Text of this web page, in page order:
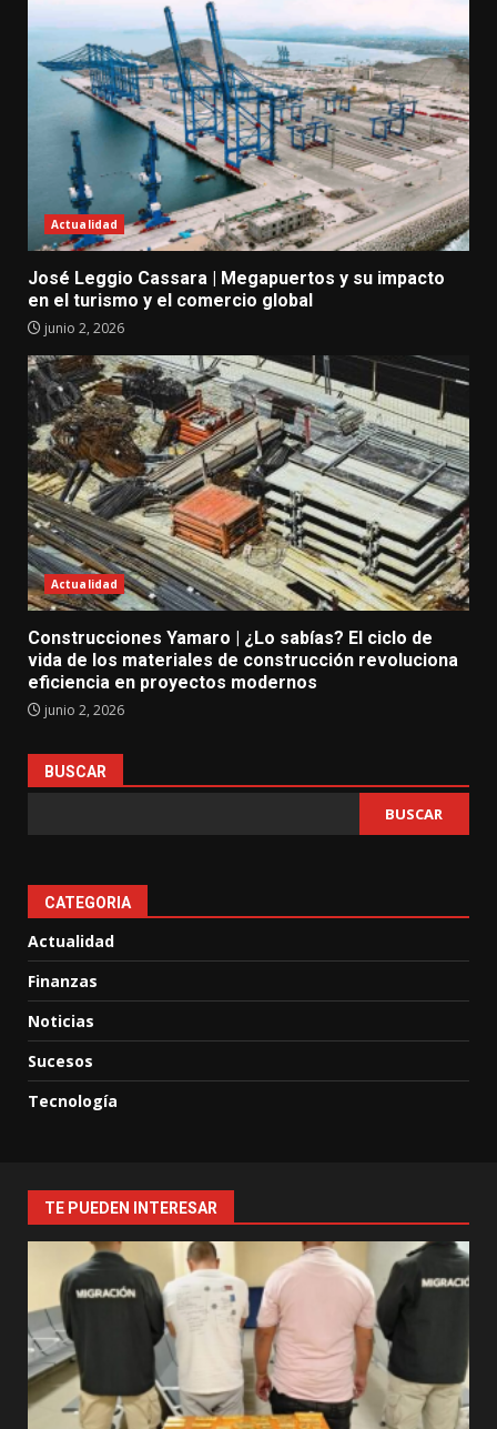
Actualidad
José Leggio Cassara | Megapuertos y su impacto
en el turismo y el comercio global
junio 2, 2026
Actualidad
Construcciones Yamaro | ¿Lo sabías? El ciclo de
vida de los materiales de construcción revoluciona
eficiencia en proyectos modernos
junio 2, 2026
BUSCAR
BUSCAR
CATEGORIA
Actualidad
Finanzas
Noticias
Sucesos
Tecnología
TE PUEDEN INTERESAR